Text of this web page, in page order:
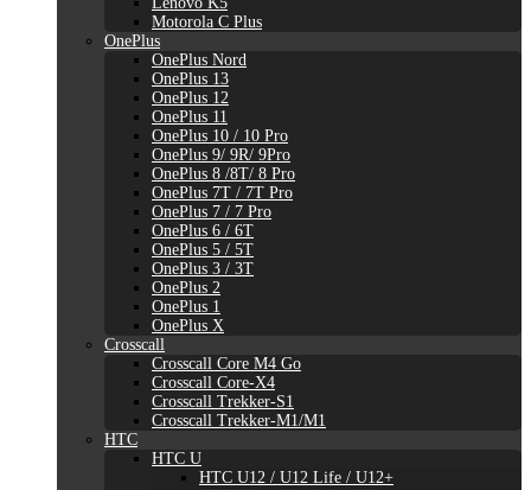
Motorola C Plus
OnePlus
OnePlus Nord
OnePlus 13
OnePlus 12
OnePlus 11
OnePlus 10 / 10 Pro
OnePlus 9/ 9R/ 9Pro
OnePlus 8 /8T/ 8 Pro
OnePlus 7T / 7T Pro
OnePlus 7 / 7 Pro
OnePlus 6 / 6T
OnePlus 5 / 5T
OnePlus 3 / 3T
OnePlus 2
OnePlus 1
OnePlus X
Crosscall
Crosscall Core M4 Go
Crosscall Core-X4
Crosscall Trekker-S1
Crosscall Trekker-M1/M1
HTC
HTC U
HTC U12 / U12 Life / U12+